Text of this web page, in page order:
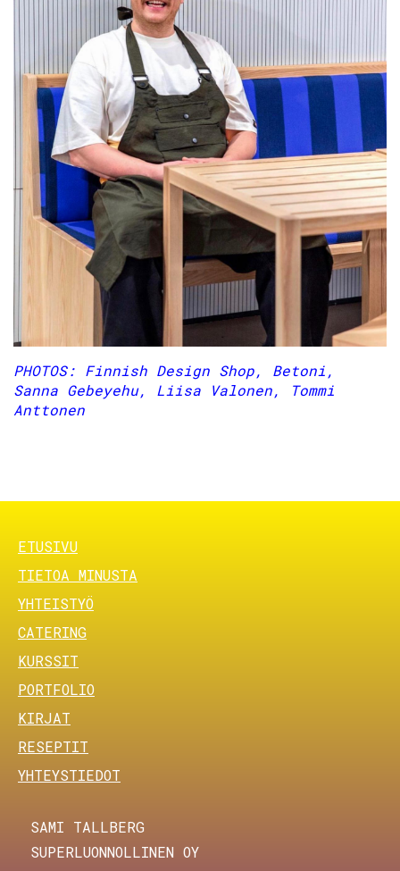
PHOTOS: Finnish Design Shop, Betoni,
Sanna Gebeyehu, Liisa Valonen, Tommi
Anttonen
FOOTER MENU
ETUSIVU
TIETOA MINUSTA
YHTEISTYÖ
CATERING
KURSSIT
PORTFOLIO
KIRJAT
RESEPTIT
YHTEYSTIEDOT
SAMI TALLBERG
SUPERLUONNOLLINEN OY